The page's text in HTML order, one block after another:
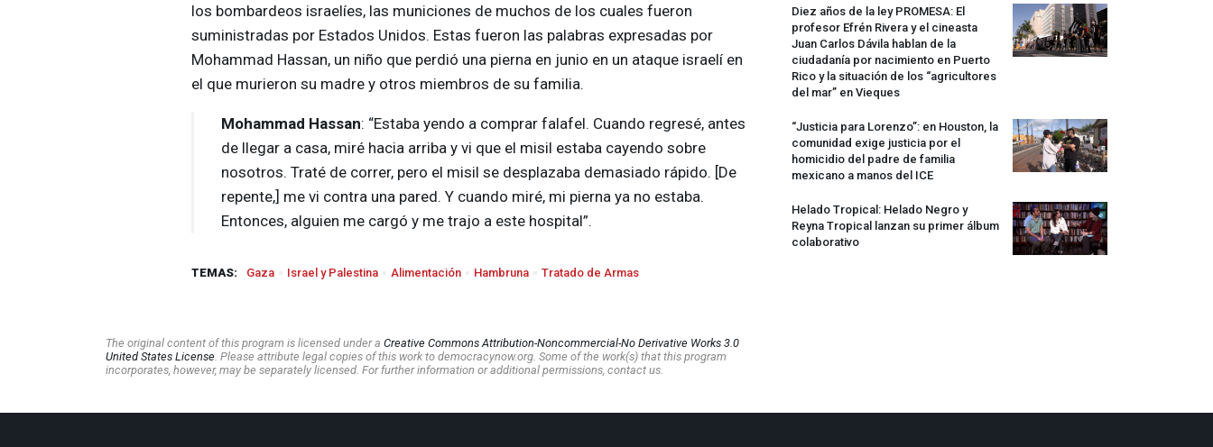
los bombardeos israelíes, las municiones de muchos de los cuales fueron
suministradas por Estados Unidos. Estas fueron las palabras expresadas por
Mohammad Hassan, un niño que perdió una pierna en junio en un ataque israelí en
el que murieron su madre y otros miembros de su familia.
Mohammad Hassan: “Estaba yendo a comprar falafel. Cuando regresé, antes
de llegar a casa, miré hacia arriba y vi que el misil estaba cayendo sobre
nosotros. Traté de correr, pero el misil se desplazaba demasiado rápido. [De
repente,] me vi contra una pared. Y cuando miré, mi pierna ya no estaba.
Entonces, alguien me cargó y me trajo a este hospital”.
TEMAS: Gaza Israel y Palestina Alimentación Hambruna Tratado de Armas
The original content of this program is licensed under a Creative Commons Attribution-Noncommercial-No Derivative Works 3.0
United States License . Please attribute legal copies of this work to democracynow.org. Some of the work(s) that this program
incorporates, however, may be separately licensed. For further information or additional permissions, contact us.
Diez años de la ley PROMESA: El
profesor Efrén Rivera y el cineasta
Juan Carlos Dávila hablan de la
ciudadanía por nacimiento en Puerto
Rico y la situación de los “agricultores
del mar” en Vieques
“Justicia para Lorenzo”: en Houston, la
comunidad exige justicia por el
homicidio del padre de familia
mexicano a manos del ICE
Helado Tropical: Helado Negro y
Reyna Tropical lanzan su primer álbum
colaborativo